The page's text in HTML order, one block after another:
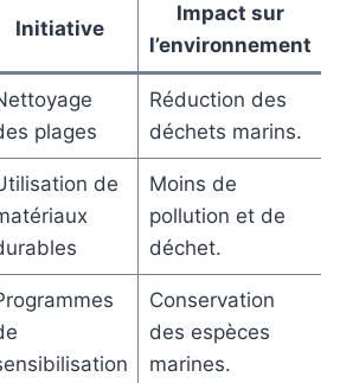
Initiative
Impact sur
l’environnement
plages
Réduction des
déchets marins.
de
Moins de
pollution et de
déchet.
Conservation
des espèces
marines.